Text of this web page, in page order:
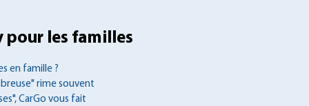
pour les familles
en famille ?
rime souvent
CarGo vous fait